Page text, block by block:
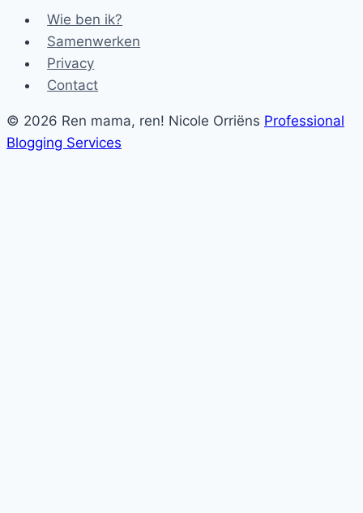
Wie ben ik?
Samenwerken
Privacy
Contact
© 2026 Ren mama, ren! Nicole Orriëns Professional
Blogging Services